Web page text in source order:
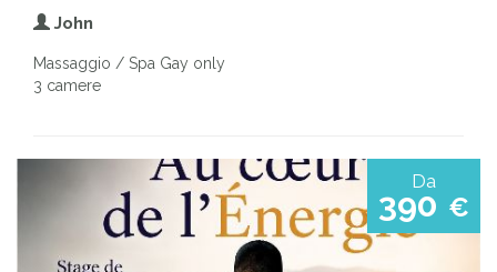
John
Massaggio / Spa Gay only
3 camere
Da
390 €